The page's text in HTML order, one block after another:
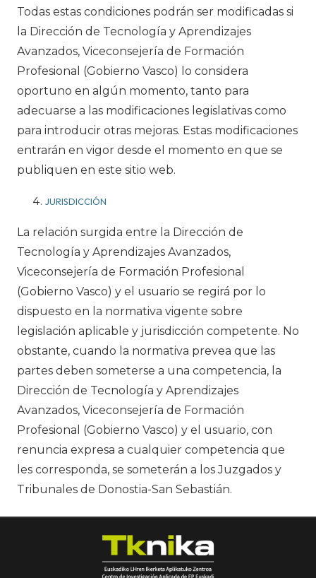
Todas estas condiciones podrán ser modificadas si
la Dirección de Tecnología y Aprendizajes
Avanzados, Viceconsejería de Formación
Profesional (Gobierno Vasco) lo considera
oportuno en algún momento, tanto para
adecuarse a las modificaciones legislativas como
para introducir otras mejoras. Estas modificaciones
entrarán en vigor desde el momento en que se
publiquen en este sitio web.
JURISDICCIÓN
La relación surgida entre la Dirección de
Tecnología y Aprendizajes Avanzados,
Viceconsejería de Formación Profesional
(Gobierno Vasco) y el usuario se regirá por lo
dispuesto en la normativa vigente sobre
legislación aplicable y jurisdicción competente. No
obstante, cuando la normativa prevea que las
partes deben someterse a una competencia, la
Dirección de Tecnología y Aprendizajes
Avanzados, Viceconsejería de Formación
Profesional (Gobierno Vasco) y el usuario, con
renuncia expresa a cualquier competencia que
les corresponda, se someterán a los Juzgados y
Tribunales de Donostia-San Sebastián.